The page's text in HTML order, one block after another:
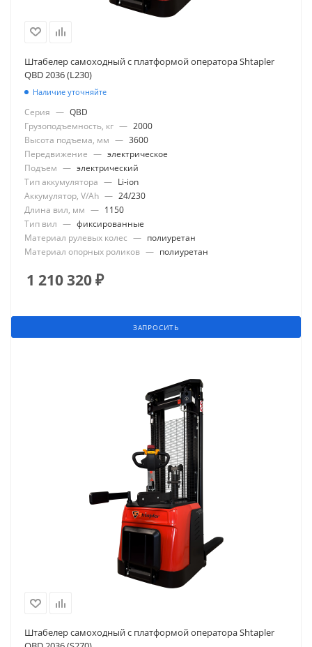
Штабелер самоходный с платформой оператора Shtapler
QBD 2036 (L230)
Наличие уточняйте
Серия — QBD
Грузоподъемность, кг — 2000
Высота подъема, мм — 3600
Передвижение — электрическое
Подъем — электрический
Тип аккумулятора — Li-ion
Аккумулятор, V/Ah — 24/230
Длина вил, мм — 1150
Тип вил — фиксированные
Материал рулевых колес — полиуретан
Материал опорных роликов — полиуретан
1 210 320₽
ЗАПРОСИТЬ
Штабелер самоходный с платформой оператора Shtapler